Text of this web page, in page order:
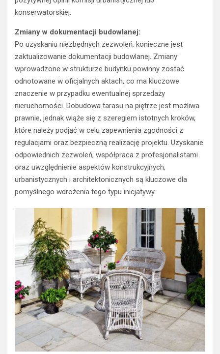
konserwatorskiej.
Zmiany w dokumentacji budowlanej:
Po uzyskaniu niezbędnych zezwoleń, konieczne jest
zaktualizowanie dokumentacji budowlanej. Zmiany
wprowadzone w strukturze budynku powinny zostać
odnotowane w oficjalnych aktach, co ma kluczowe
znaczenie w przypadku ewentualnej sprzedaży
nieruchomości. Dobudowa tarasu na piętrze jest możliwa
prawnie, jednak wiąże się z szeregiem istotnych kroków,
które należy podjąć w celu zapewnienia zgodności z
regulacjami oraz bezpieczną realizację projektu. Uzyskanie
odpowiednich zezwoleń, współpraca z profesjonalistami
oraz uwzględnienie aspektów konstrukcyjnych,
urbanistycznych i architektonicznych są kluczowe dla
pomyślnego wdrożenia tego typu inicjatywy.